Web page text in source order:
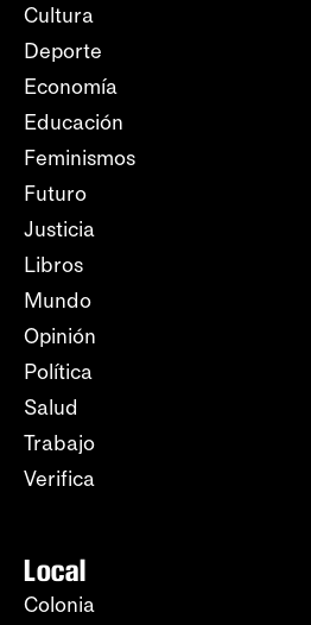
Cultura
Deporte
Economía
Educación
Feminismos
Futuro
Justicia
Libros
Mundo
Opinión
Política
Salud
Trabajo
Verifica
Local
Colonia